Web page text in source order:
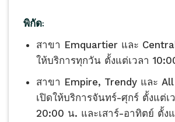
พิกัด:
สาขา Emquartier และ
ให้บริการทุกวัน ตั้งแต่เวลา
สาขา Empire, Trendy และ
เปิดให้บริการจันทร์-ศุกร์ ตั้งแต่
20:00 น. และเสาร์-อาทิตย์ ตั้งแ